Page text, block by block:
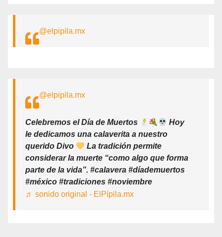
@elpipila.mx
@elpipila.mx
Celebremos el Día de Muertos
Hoy
le dedicamos una calaverita a nuestro
querido Divo
La tradición permite
considerar la muerte “como algo que forma
parte de la vida”. #calavera #díademuertos
#méxico #tradiciones #noviembre
♬ sonido original - ElPípila.mx